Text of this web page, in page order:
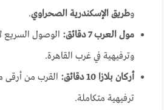
وطريق الإسكندرية الصحراوي.
مول العرب 7 دقائق:
الوصول السريع
وترفيهية في غرب القاهرة.
أركان بلازا 10 دقائق:
القرب من
ترفيهية متكاملة.